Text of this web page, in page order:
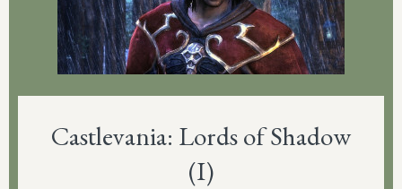
Castlevania: Lords of Shadow
(I)